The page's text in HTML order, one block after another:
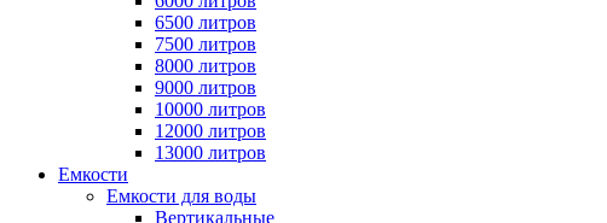
6500 литров
7500 литров
8000 литров
9000 литров
10000 литров
12000 литров
13000 литров
Емкости
Емкости для воды
Вертикальные